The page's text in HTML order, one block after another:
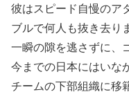
彼はスピード自慢のア
ブルで何人も抜き去り
一瞬の隙を逃さずに、
今までの日本にはいな
チームの下部組織に移